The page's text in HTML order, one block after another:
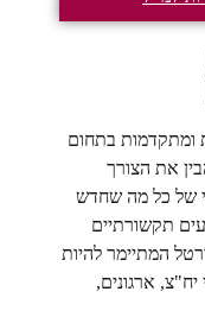
ומתקדמות בתחום
את הצורך
של כל מה שחדש
תקשורתיים
המתיימר להיות
ארגונים,